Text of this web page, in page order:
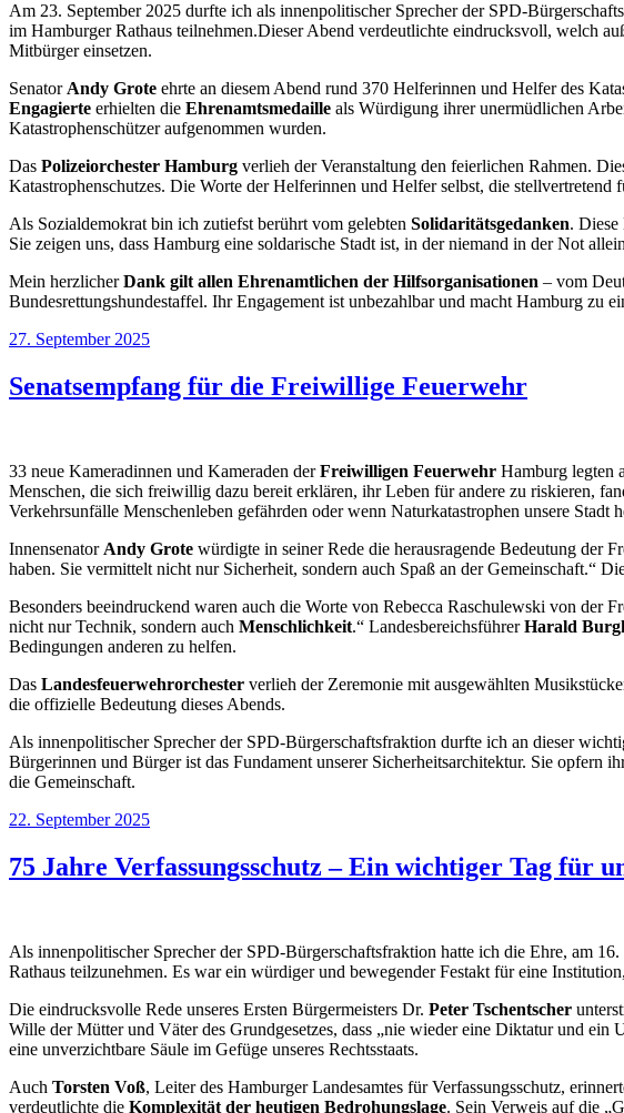
Am 23. September 2025 durfte ich als innenpolitischer Sprecher der SPD-
im Hamburger Rathaus teilnehmen.Dieser Abend verdeutlichte eindrucksvoll, welch
Mitbürger einsetzen.
Senator Andy Grote ehrte an diesem Abend rund 370 Helferinnen und Helfer des
Engagierte erhielten die Ehrenamtsmedaille als Würdigung ihrer unermüdlichen
Katastrophenschützer aufgenommen wurden.
Das Polizeiorchester Hamburg verlieh der Veranstaltung den feierlichen Rahmen.
Katastrophenschutzes. Die Worte der Helferinnen und Helfer selbst, die
Als Sozialdemokrat bin ich zutiefst berührt vom gelebten Solidaritätsgedanken. Diese
Sie zeigen uns, dass Hamburg eine soldarische Stadt ist, in der niemand in der Not
Mein herzlicherDank gilt allen Ehrenamtlichen der Hilfsorganisationen – vom
Bundesrettungshundestaffel. Ihr Engagement ist unbezahlbar und macht Hamburg zu
Veröffentlicht
27. September 2025
Senatsempfang für die Freiwillige Feuerwehr
33 neue Kameradinnen und Kameraden derFreiwilligen Feuerwehr Hamburg legten
Menschen, die sich freiwillig dazu bereit erklären, ihr Leben für andere zu riskieren,
Verkehrsunfälle Menschenleben gefährden oder wenn Naturkatastrophen unsere
Innensenator Andy Grote würdigte in seiner Rede die herausragende Bedeutung der
haben. Sie vermittelt nicht nur Sicherheit, sondern auch Spaß an der Gemeinschaft.“
Besonders beeindruckend waren auch die Worte von Rebecca Raschulewski von
nicht nur Technik, sondern auch Menschlichkeit.“ LandesbereichsführerHarald
Bedingungen anderen zu helfen.
Das Landesfeuerwehrorchester verlieh der Zeremonie mit ausgewählten
die offizielle Bedeutung dieses Abends.
Als innenpolitischer Sprecher der SPD-Bürgerschaftsfraktion durfte ich an dieser
Bürgerinnen und Bürger ist das Fundament unserer Sicherheitsarchitektur. Sie opfern
die Gemeinschaft.
Veröffentlicht
22. September 2025
75 Jahre Verfassungsschutz – Ein wichtiger Tag für
Als innenpolitischer Sprecher der SPD-Bürgerschaftsfraktion hatte ich die Ehre, am
Rathaus teilzunehmen. Es war ein würdiger und bewegender Festakt für eine
Die eindrucksvolle Rede unseres Ersten Bürgermeisters Dr. Peter Tschentscher
Wille der Mütter und Väter des Grundgesetzes, dass „nie wieder eine Diktatur und ein
eine unverzichtbare Säule im Gefüge unseres Rechtsstaats.
Auch Torsten Voß, Leiter des Hamburger Landesamtes für Verfassungsschutz,
verdeutlichte die Komplexität der heutigen Bedrohungslage. Sein Verweis auf die